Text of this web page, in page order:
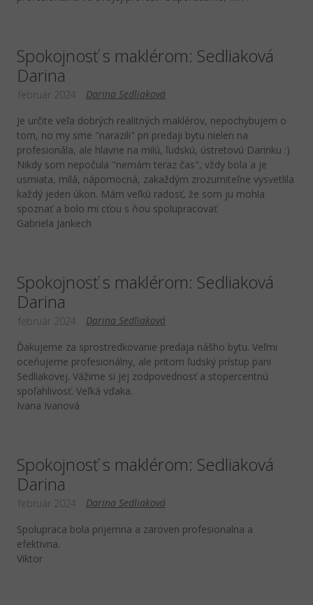
Spokojnosť s maklérom: Sedliaková
Darina
Darina Sedliaková
február 2024
Je určite veľa dobrých realitných maklérov, nepochybujem o
tom, no my sme "narazili" pri predaji bytu nielen na
profesionála, ale hlavne na milú, ľudskú, ústretovú Darinku :)
Nikdy som nepočula "nemám teraz čas", vždy bola a je
usmiata, milá, nápomocná, zakaždým zrozumiteľne vysvetlila
každý jeden úkon. Mám veľkú radosť, že som ju mohla
spoznať a bolo mi cťou s ňou spolupracovať
Gabriela Jankech
Spokojnosť s maklérom: Sedliaková
Darina
Darina Sedliaková
február 2024
Ďakujeme za sprostredkovanie predaja nášho bytu. Veľmi
oceňujeme profesionálny, ale pritom ľudský prístup pani
Sedliakovej. Vážime si jej zodpovednosť a stopercentnú
spoľahlivosť. Veľká vďaka.
Ivana Ivanová
Spokojnosť s maklérom: Sedliaková
Darina
Darina Sedliaková
február 2024
Spolupraca bola prijemna a zaroven profesionalna a
efektivna.
Viktor